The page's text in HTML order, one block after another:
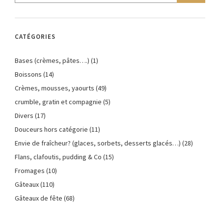
CATÉGORIES
Bases (crèmes, pâtes….) (1)
Boissons (14)
Crèmes, mousses, yaourts (49)
crumble, gratin et compagnie (5)
Divers (17)
Douceurs hors catégorie (11)
Envie de fraîcheur? (glaces, sorbets, desserts glacés…) (28)
Flans, clafoutis, pudding & Co (15)
Fromages (10)
Gâteaux(110)
Gâteaux de fête (68)